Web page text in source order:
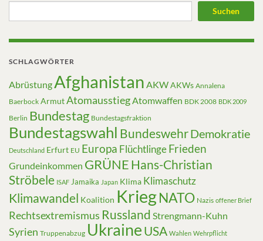
Suchen
SCHLAGWÖRTER
Abrüstung Afghanistan AKWAKWs Annalena
Baerbock ArmutAtomausstiegAtomwaffen BDK 2008 BDK 2009
Berlin Bundestag Bundestagsfraktion
Bundestagswahl BundeswehrDemokratie
Deutschland Erfurt EU Europa FlüchtlingeFrieden
Grundeinkommen GRÜNE Hans-Christian
Ströbele ISAF Jamaika Japan Klima Klimaschutz
Klimawandel Koalition KriegNATO Nazis offener Brief
Rechtsextremismus Russland Strengmann-Kuhn
Syrien Truppenabzug UkraineUSA Wahlen Wehrpflicht